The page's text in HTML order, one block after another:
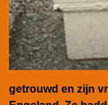
getrouwd en zijn